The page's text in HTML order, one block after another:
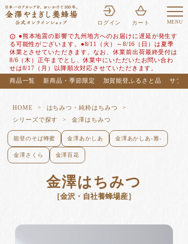
MENU
ログイン カート
info ●熊本地震の影響で九州地方へのお届けに遅延が発生す
る可能性がございます。●8/11（火）～8/16（日）は夏季
休業とさせていただきます。なお、休業前出荷最終受付は
8/6（木）正午までとし、休業中にいただいたお問い合わ
せは8/17（月）以降順次対応させていただきます。
商品一覧
新商品・季節限定 加賀能登ふるさと品 サブ
HOME
はちみつ・純粋はちみつ
シリーズで探す
金澤はちみつ
能登のそば蜂蜜 金澤あかしあ 金澤あかしあ-雅-
金澤さくら 金澤百花
金澤はちみつ
［金沢・自社養蜂場産］